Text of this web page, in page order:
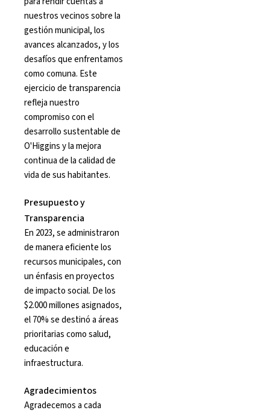
nuestros vecinos sobre la
gestión municipal, los
avances alcanzados, y los
desafíos que enfrentamos
como comuna. Este
ejercicio de transparencia
refleja nuestro
compromiso con el
desarrollo sustentable de
O'Higgins y la mejora
continua de la calidad de
vida de sus habitantes.
Presupuesto y
Transparencia
En 2023, se administraron
de manera eficiente los
recursos municipales, con
un énfasis en proyectos
de impacto social. De los
$2.000 millones asignados,
el 70% se destinó a áreas
prioritarias como salud,
educación e
infraestructura.
Agradecimientos
Agradecemos a cada